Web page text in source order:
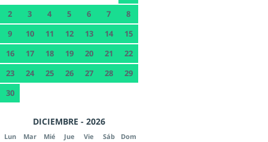
2
3 4 5 6 7
8
9
10 11 12 13 14
15
16
17 18 19 20 21
22
23
24 25 26 27 28
29
30
DICIEMBRE - 2026
Lun Mar Mié Jue Vie Sáb Dom